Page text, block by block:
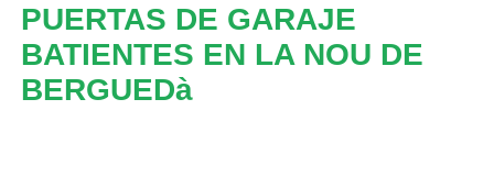
PUERTAS DE GARAJE
BATIENTES EN LA NOU DE
BERGUEDà